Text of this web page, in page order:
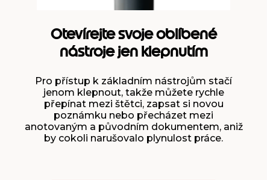
Otevírejte svoje oblíbené
nástroje jen klepnutím
Pro přístup k základním nástrojům stačí
jenom klepnout, takže můžete rychle
přepínat mezi štětci, zapsat si novou
poznámku nebo přecházet mezi
anotovaným a původním dokumentem, aniž
by cokoli narušovalo plynulost práce.